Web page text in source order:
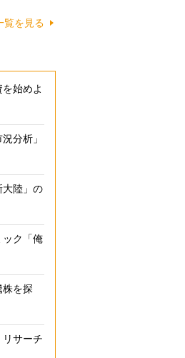
覧を見る
始めよ
分析」
大陸」の
ック「俺
株を探
リサーチ